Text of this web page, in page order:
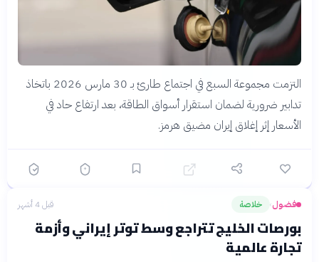
التزمت مجموعة السبع في اجتماع طارئ بـ 30 مارس 2026 باتخاذ
تدابير ضرورية لضمان استقرار أسواق الطاقة، بعد ارتفاع حاد في
الأسعار إثر إغلاق إيران مضيق هرمز.
فضول› خلاصة قبل 4 أشهر
بورصات الخليج تتراجع وسط توتر إيراني وأزمة
تجارة عالمية